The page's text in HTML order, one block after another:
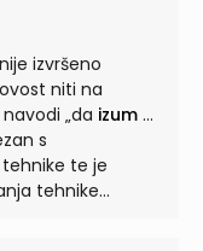
- tuženik
snage
izvršeno
niti na
„da izum ...
s
te je
tehnike